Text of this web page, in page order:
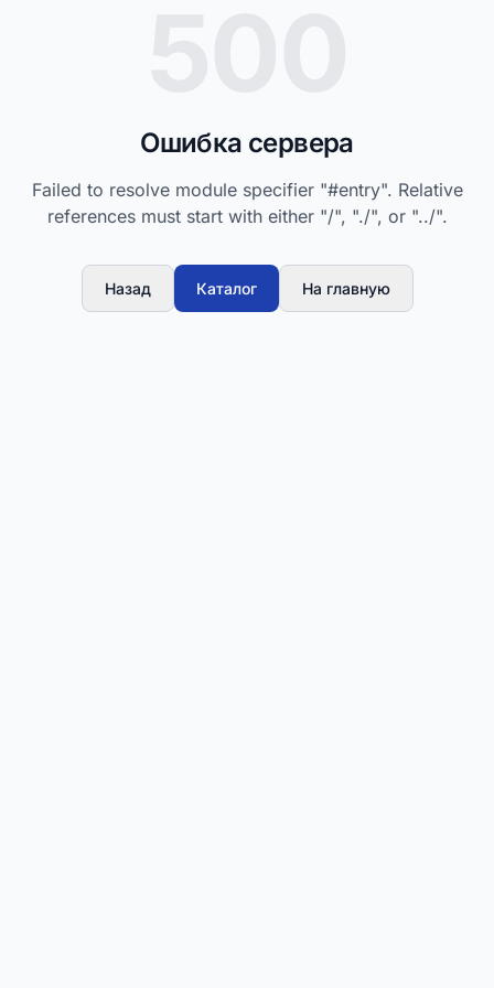
Ошибка сервера
Failed to resolve module specifier "#entry". Relative
references must start with either "/", "./", or "../".
Назад Каталог На главную